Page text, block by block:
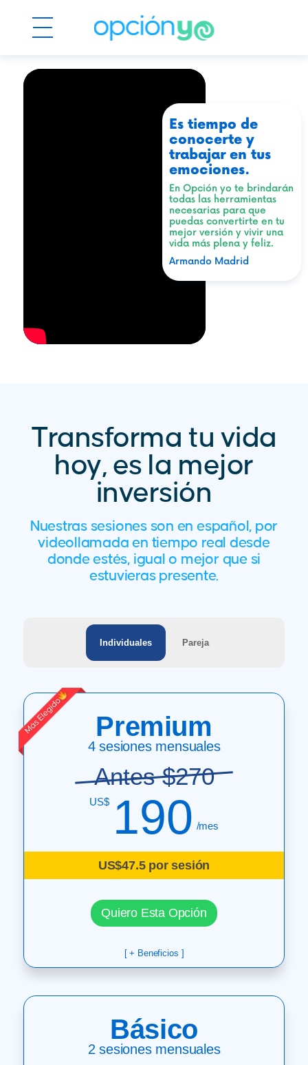
Es tiempo de
conocerte y
trabajar en tus
emociones.
En Opción yo te brindarán
todas las herramientas
necesarias para que
puedas convertirte en tu
mejor versión y vivir una
vida más plena y feliz.
Armando Madrid
Transforma tu vida
hoy, es la mejor
inversión
Nuestras sesiones son en español, por
videollamada en tiempo real desde
donde estés, igual o mejor que si
estuvieras presente.
Individuales Pareja
Básico
2 sesiones mensuales
Premium
4 sesiones mensuales
Antes $270
US$ 190 /mes
US$47.5 por sesión
Quiero Esta Opción
[ + Beneficios ]